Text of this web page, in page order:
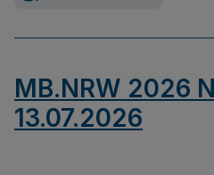
MB.NRW 2026
13.07.2026